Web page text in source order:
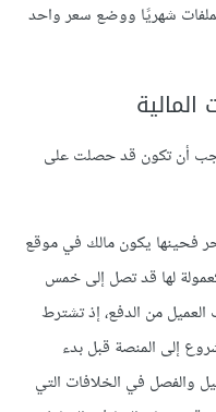
شهريًا ووضع سعر واحد
يجب أن تكون قد حصلت على
فحينها يكون مالك في موقع
لها قد تصل إلى خمس
من الدفع، إذ تشترط
إلى المنصة قبل بدء
والفصل في الخلافات التي